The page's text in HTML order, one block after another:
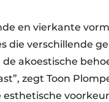
en vierkante
die verschillende
akoestische
zegt Toon